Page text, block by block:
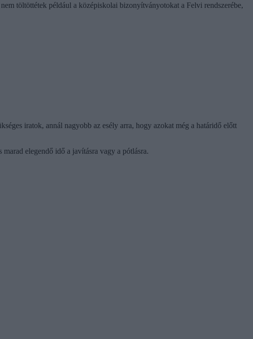
töltöttétek például a középiskolai bizonyítványotokat a Felvi rendszerébe,
iratok, annál nagyobb az esély arra, hogy azokat még a határidő előtt
elegendő idő a javításra vagy a pótlásra.